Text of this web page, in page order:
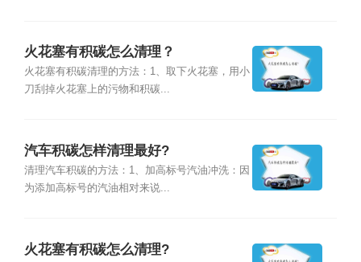
火花塞有积碳怎么清理？
火花塞有积碳清理的方法：1、取下火花塞，用小
刀刮掉火花塞上的污物和积碳...
汽车积碳怎样清理最好?
清理汽车积碳的方法：1、加高标号汽油冲洗：因
为添加高标号的汽油相对来说...
火花塞有积碳怎么清理?